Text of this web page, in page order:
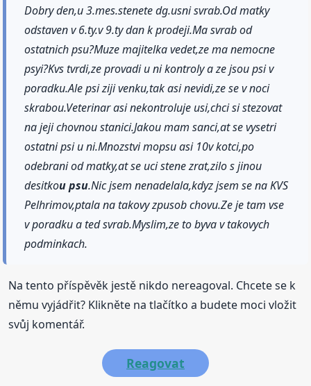
Dobry den,u 3.mes.stenete dg.usni svrab.Od matky
odstaven v 6.ty.v 9.ty dan k prodeji.Ma svrab od
ostatnich psu?Muze majitelka vedet,ze ma nemocne
psyi?Kvs tvrdi,ze provadi u ni kontroly a ze jsou psi v
poradku.Ale psi ziji venku,tak asi nevidi,ze se v noci
skrabou.Veterinar asi nekontroluje usi,chci si stezovat
na jeji chovnou stanici.Jakou mam sanci,at se vysetri
ostatni psi u ni.Mnozstvi mopsu asi 10v kotci,po
odebrani od matky,at se uci stene zrat,zilo s jinou
desitkou psu.Nic jsem nenadelala,kdyz jsem se na KVS
Pelhrimov,ptala na takovy zpusob chovu.Ze je tam vse
v poradku a ted svrab.Myslim,ze to byva v takovych
podminkach.
Na tento příspěvěk jestě nikdo nereagoval. Chcete se k
němu vyjádřit? Klikněte na tlačítko a budete moci vložit
svůj komentář.
Reagovat